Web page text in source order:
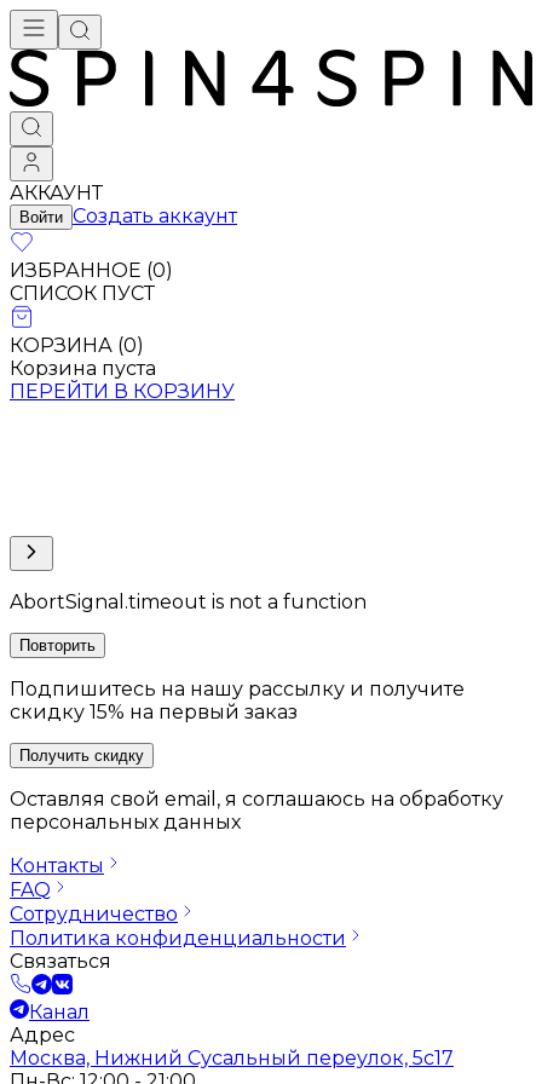
АККАУНТ
Войти Создать аккаунт
ИЗБРАННОЕ (0)
СПИСОК ПУСТ
КОРЗИНА (0)
Корзина пуста
ПЕРЕЙТИ В КОРЗИНУ
AbortSignal.timeout is not a function
Повторить
Подпишитесь на нашу рассылку и получите
скидку 15% на первый заказ
Получить скидку
Оставляя свой email, я соглашаюсь на обработку
персональных данных
Контакты
FAQ
Сотрудничество
Политика конфиденциальности
Связаться
Канал
Адрес
Москва, Нижний Сусальный переулок, 5с17